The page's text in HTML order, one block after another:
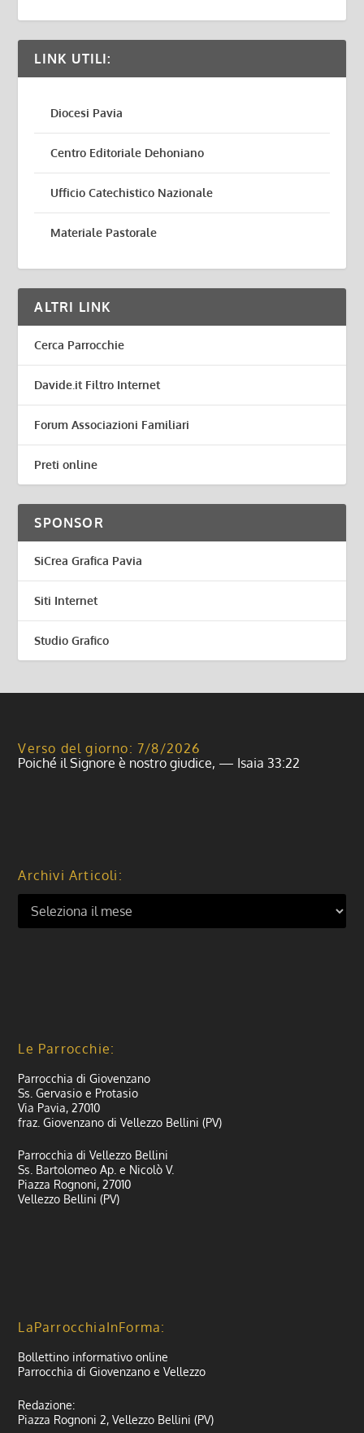
LINK UTILI:
Diocesi Pavia
Centro Editoriale Dehoniano
Ufficio Catechistico Nazionale
Materiale Pastorale
ALTRI LINK
Cerca Parrocchie
Davide.it Filtro Internet
Forum Associazioni Familiari
Preti online
SPONSOR
SiCrea Grafica Pavia
Siti Internet
Studio Grafico
Verso del giorno: 7/8/2026
Poiché il Signore è nostro giudice, — Isaia 33:22
Archivi Articoli:
Le Parrocchie:
Parrocchia di Giovenzano
Ss. Gervasio e Protasio
Via Pavia, 27010
fraz. Giovenzano di Vellezzo Bellini (PV)
Parrocchia di Vellezzo Bellini
Ss. Bartolomeo Ap. e Nicolò V.
Piazza Rognoni, 27010
Vellezzo Bellini (PV)
LaParrocchiaInForma:
Bollettino informativo online
Parrocchia di Giovenzano e Vellezzo
Redazione:
Piazza Rognoni 2, Vellezzo Bellini (PV)